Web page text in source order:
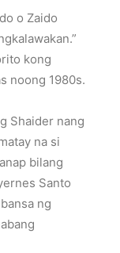
o Zaido
kong
noong 1980s.
Shaider nang
na si
bilang
Santo
ng